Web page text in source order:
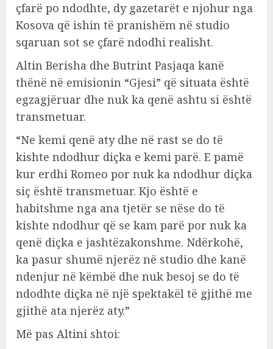
çfarë po ndodhte, dy gazetarët e njohur nga
Kosova që ishin të pranishëm në studio
sqaruan sot se çfarë ndodhi realisht.
Altin Berisha dhe Butrint Pasjaqa kanë
thënë në emisionin “Gjesi” që situata është
egzagjëruar dhe nuk ka qenë ashtu si është
transmetuar.
“Ne kemi qenë aty dhe në rast se do të
kishte ndodhur diçka e kemi parë. E pamë
kur erdhi Romeo por nuk ka ndodhur diçka
siç është transmetuar. Kjo është e
habitshme nga ana tjetër se nëse do të
kishte ndodhur që se kam parë por nuk ka
qenë diçka e jashtëzakonshme. Ndërkohë,
ka pasur shumë njerëz në studio dhe kanë
ndenjur në këmbë dhe nuk besoj se do të
ndodhte diçka në një spektakël të gjithë me
gjithë ata njerëz aty.”
Më pas Altini shtoi: